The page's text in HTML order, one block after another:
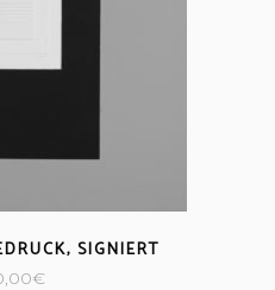
SIGNIERT
€